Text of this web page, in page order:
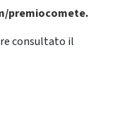
premiocomete.
consultato il